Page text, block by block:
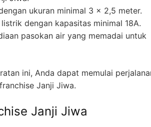
ukuran minimal 3 x 2,5 meter.
dengan kapasitas minimal 18A.
pasokan air yang memadai untuk
ini, Anda dapat memulai
Janji Jiwa.
Janji Jiwa